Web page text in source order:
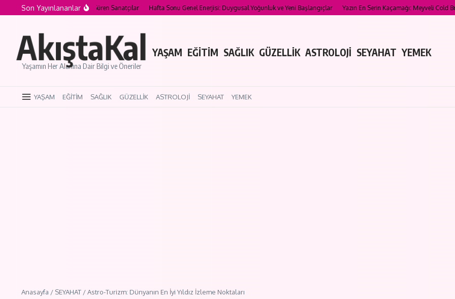
İçeriğe atlaSon Yayınlananlar
Nesiller Boyunca Süren Sanatçılar Hafta Sonu Genel Enerjisi: Duygusal Yoğunluk ve Yeni Başlangıçlar Yazın En Serin Kaçamağı: Meyveli Cold Brew
AkıştaKal
Yaşamın Her Alanına Dair Bilgi ve Öneriler
YAŞAM EĞİTİM SAĞLIK GÜZELLİK ASTROLOJİ SEYAHAT YEMEK
YAŞAM EĞİTİM SAĞLIK GÜZELLİK ASTROLOJİ SEYAHAT YEMEK
Anasayfa / SEYAHAT /Astro-Turizm: Dünyanın En İyi Yıldız İzleme Noktaları